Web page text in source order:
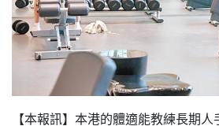
【本報訊】本港的體適能教練長期